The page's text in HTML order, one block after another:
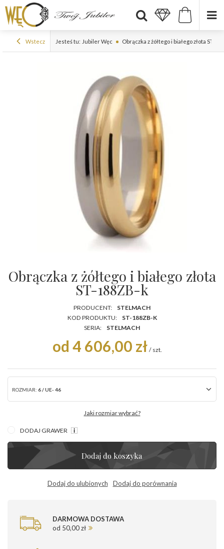
Wstecz Jesteś tu: Jubiler Węc Obrączka z żółtego i białego złota ST-
Obrączka z żółtego i białego złota
ST-188ZB-k
PRODUCENT:
STELMACH
KOD PRODUKTU:
ST-188ZB-K
SERIA:
STELMACH
od 4 606,00 zł / szt.
ROZMIAR: 6 / UE- 46
Jaki rozmiar wybrać?
DODAJ GRAWER
Dodaj do koszyka
Dodaj do ulubionych Dodaj do porównania
DARMOWA DOSTAWA
od 50,00 zł